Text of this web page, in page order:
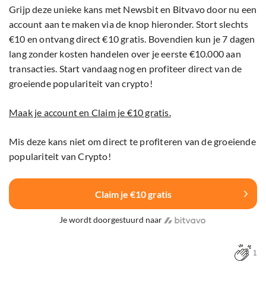
Grijp deze unieke kans met Newsbit en Bitvavo door nu een
account aan te maken via de knop hieronder. Stort slechts
€10 en ontvang direct €10 gratis. Bovendien kun je 7 dagen
lang zonder kosten handelen over je eerste €10.000 aan
transacties. Start vandaag nog en profiteer direct van de
groeiende populariteit van crypto!
Maak je account en Claim je €10 gratis.
Mis deze kans niet om direct te profiteren van de groeiende
populariteit van Crypto!
Claim je €10 gratis
Je wordt doorgestuurd naar
1